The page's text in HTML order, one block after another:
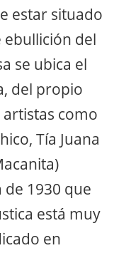
estar situado
del
se ubica el
del propio
como
Tía Juana
1930 que
está muy
en